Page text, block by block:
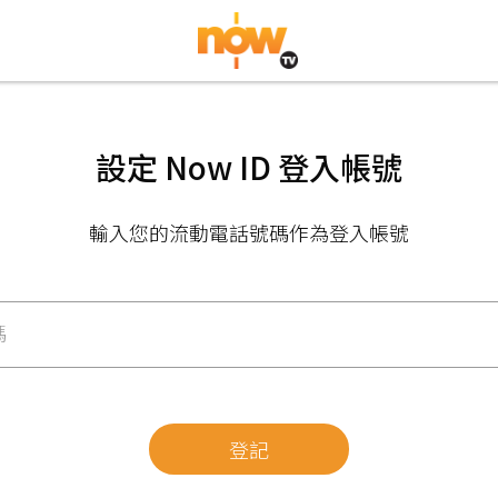
設定 Now ID 登入帳號
輸入您的流動電話號碼作為登入帳號
登記